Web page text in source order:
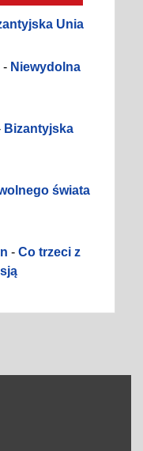
Unia
- Niewydolna
Bizantyjska
świata
- Co trzeci z